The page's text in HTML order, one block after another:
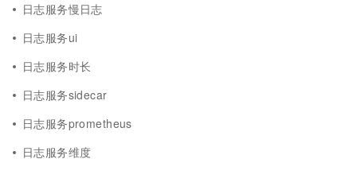
日志服务慢日志
日志服务ui
日志服务时长
日志服务sidecar
日志服务prometheus
日志服务维度